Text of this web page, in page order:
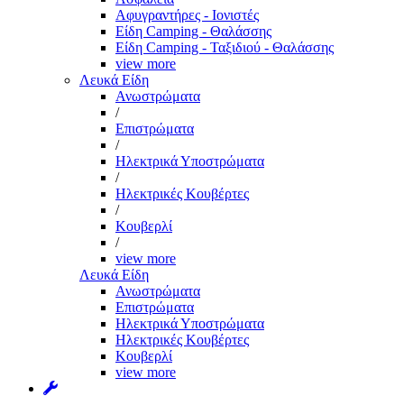
Αφυγραντήρες - Ιονιστές
Είδη Camping - Θαλάσσης
Είδη Camping - Ταξιδιού - Θαλάσσης
view more
Λευκά Είδη
Ανωστρώματα
/
Επιστρώματα
/
Ηλεκτρικά Υποστρώματα
/
Ηλεκτρικές Κουβέρτες
/
Κουβερλί
/
view more
Λευκά Είδη
Ανωστρώματα
Επιστρώματα
Ηλεκτρικά Υποστρώματα
Ηλεκτρικές Κουβέρτες
Κουβερλί
view more